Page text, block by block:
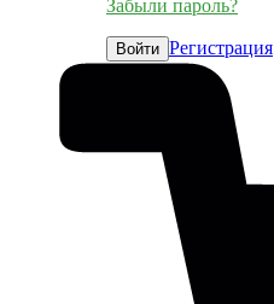
Забыли пароль?
Войти Регистрация